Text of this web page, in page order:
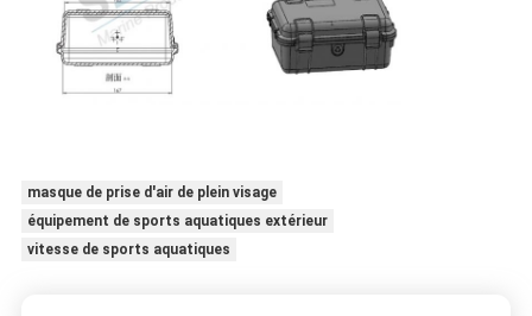
masque de prise d'air de plein visage
équipement de sports aquatiques extérieur
vitesse de sports aquatiques